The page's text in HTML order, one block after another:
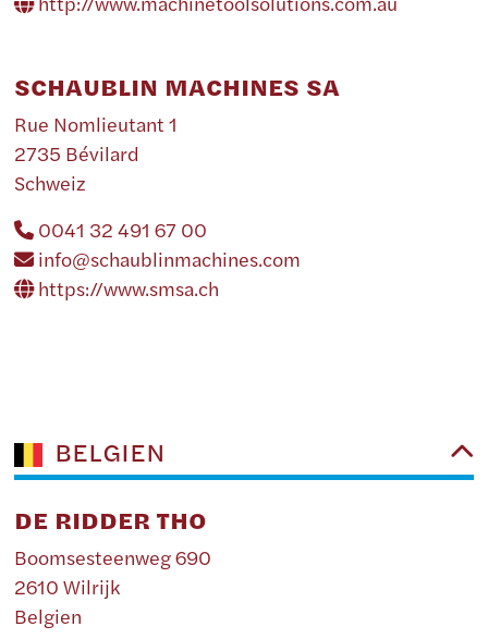
SCHAUBLIN MACHINES SA
Rue Nomlieutant 1
2735 Bévilard
Schweiz
0041 32 491 67 00
info@schaublinmachines.com
https://www.smsa.ch
BELGIEN
DE RIDDER THO
Boomsesteenweg 690
2610 Wilrijk
Belgien